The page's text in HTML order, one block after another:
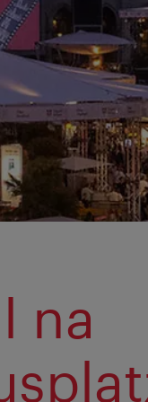
na